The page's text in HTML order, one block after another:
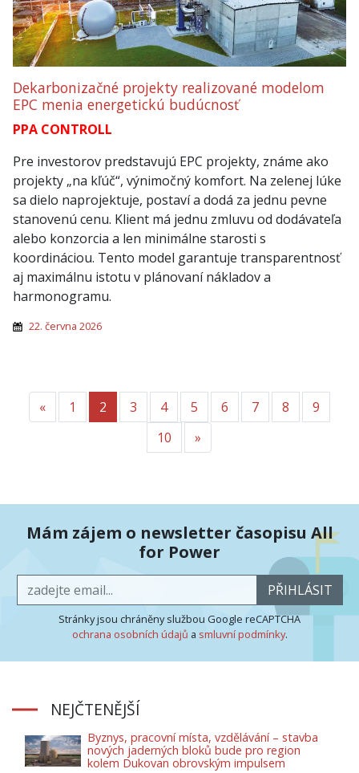
Dekarbonizačné projekty realizované modelom
EPC menia energetickú budúcnosť
PPA CONTROLL
Pre investorov predstavujú EPC projekty, známe ako
projekty „na kľúč“, výnimočný komfort. Na zelenej lúke
sa dielo naprojektuje, postaví a dodá za jednu pevne
stanovenú cenu. Klient má jednu zmluvu od dodávateľa
alebo konzorcia a len minimálne starosti s
koordináciou. Tento model garantuje transparentnosť
aj maximálnu istotu v plánovaní nákladov a
harmonogramu.
22. června 2026
« Předchozí
1 2 3 4 5 6 7 8
9
10
»
Mám zájem o newsletter časopisu All
for Power
PŘIHLÁSIT
Stránky jsou chráněny službou Google reCAPTCHA
ochrana osobních údajů a smluvní podmínky.
NEJČTENĚJŠÍ
Byznys, pracovní místa, vzdělávání – stavba
nových jaderných bloků bude pro region
kolem Dukovan obrovským impulsem